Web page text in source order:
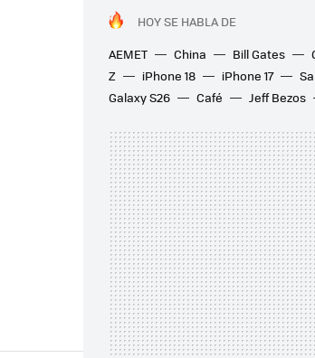
HOY SE HABLA DE
AEMET
China Bill Gates
Z
iPhone 18 iPhone 17
Galaxy S26
Café Jeff Bezos